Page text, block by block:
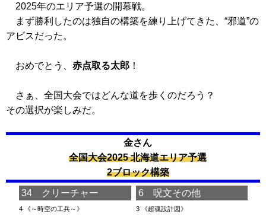
2025年のエリア予選の開幕戦。
まず勝利したのは独自の構築を練り上げてきた、“邪道”の
アビスだった。
おめでとう、 赤点取る太郎 ！
さぁ、全国大会ではどんな道を歩くのだろう？
その選択が楽しみだ。
金さん
全国大会2025 北海道エリア予選
2ブロック構築
34 クリーチャー
4 《～時空の工兵～》
6 呪文その他
3 《超魂設計図》